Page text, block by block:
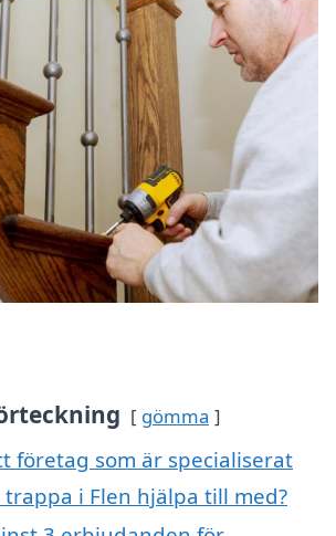
gömma
företag som är specialiserat
i Flen hjälpa till med?